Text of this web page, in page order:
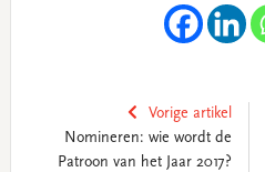
Vorige artikel
Nomineren: wie wordt de
Patroon van het Jaar 2017?